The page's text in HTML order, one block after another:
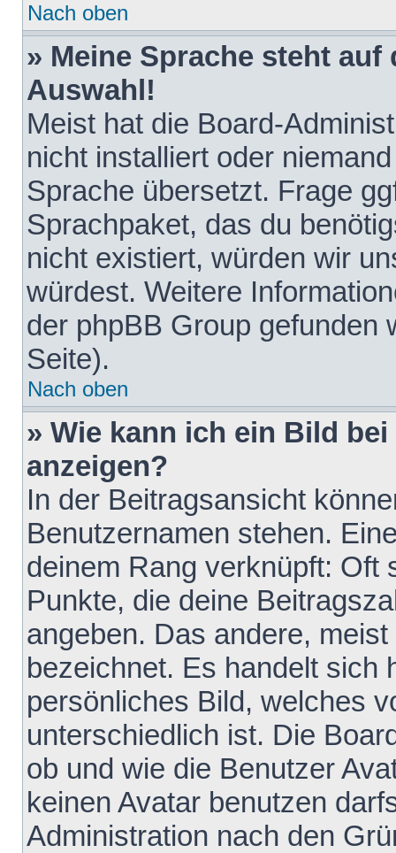
Nach oben
» Meine Sprache steht
Auswahl!
Meist hat die Board-
nicht installiert oder
Sprache übersetzt. Frage
Sprachpaket, das du
nicht existiert, würden wir
würdest. Weitere
der phpBB Group gefunden
Seite).
Nach oben
» Wie kann ich ein Bild
anzeigen?
In der Beitragsansicht
Benutzernamen stehen.
deinem Rang verknüpft: Oft
Punkte, die deine
angeben. Das andere,
bezeichnet. Es handelt sich
persönliches Bild, welches
unterschiedlich ist. Die
ob und wie die Benutzer
keinen Avatar benutzen
Administration nach den